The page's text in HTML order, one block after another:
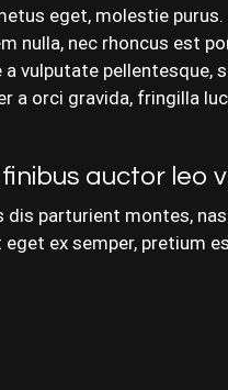
eget, molestie
nulla, nec rhoncus est
a vulputate
a orci gravida, fringilla
auctor leo
parturient montes,
ex semper, pretium